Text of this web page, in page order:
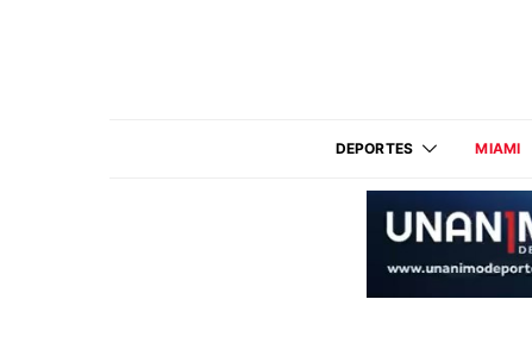
DEPORTES MIAMI